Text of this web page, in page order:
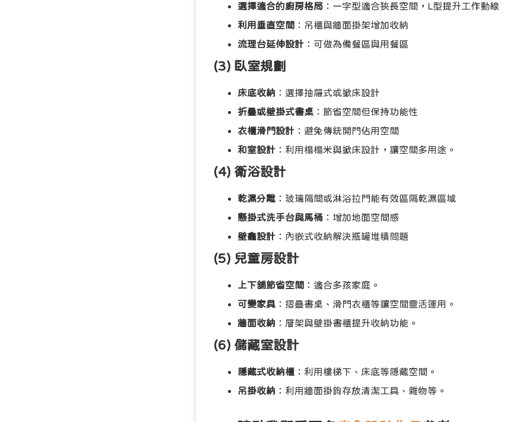
選擇適合的廚房格局 ：一字型適合狹長空間，L型提升工作動線
利用垂直空間 ：吊櫃與牆面掛架增加收納
流理台延伸設計 ：可做為備餐區與用餐區
(3) 臥室規劃
床底收納 ：選擇抽屜式或掀床設計
折疊或壁掛式書桌 ：節省空間但保持功能性
衣櫃滑門設計 ：避免傳統開門佔用空間
和室設計 ：利用榻榻米與掀床設計，讓空間多用途。
(4) 衛浴設計
乾濕分離 ：玻璃隔間或淋浴拉門能有效區隔乾濕區域
懸掛式洗手台與馬桶 ：增加地面空間感
壁龕設計 ：內嵌式收納解決瓶罐堆積問題
(5) 兒童房設計
上下舖節省空間 ：適合多孩家庭。
可變家具 ：摺疊書桌、滑門衣櫃等讓空間靈活運用。
牆面收納 ：層架與壁掛書櫃提升收納功能。
(6) 儲藏室設計
隱藏式收納櫃 ：利用樓梯下、床底等隱藏空間。
吊掛收納 ：利用牆面掛鉤存放清潔工具、雜物等。